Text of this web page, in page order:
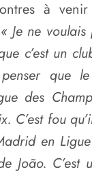
à
« Je ne
c’est un
que
des
C’est fou
en
João. C’est